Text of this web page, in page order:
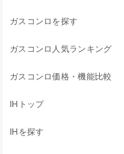
ガスコンロを探す
ガスコンロ人気ランキング
ガスコンロ価格・機能比較
IHトップ
IHを探す